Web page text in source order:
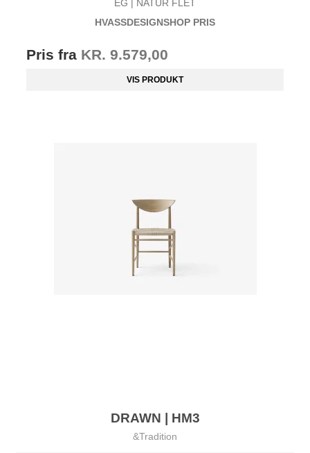
EG | NATUR FLET
HVASSDESIGNSHOP PRIS
Pris fra KR. 9.579,00
VIS PRODUKT
DRAWN | HM3
&Tradition